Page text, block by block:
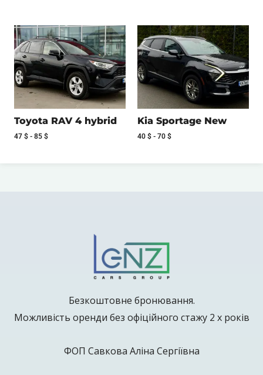
Toyota RAV 4 hybrid
47 $ - 85 $
Kia Sportage New
40 $ - 70 $
Безкоштовне бронювання.
Можливість оренди без офіційного стажу 2 х років
ФОП Савкова Аліна Сергіївна